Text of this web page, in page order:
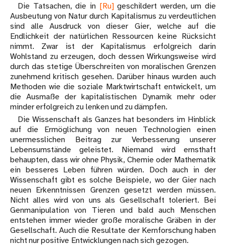
Die Tatsachen, die in [Ru]geschildert werden, um die
Ausbeutung von Natur durch Kapitalismus zu verdeutlichen
sind alle Ausdruck von dieser Gier, welche auf die
Endlichkeit der natürlichen Ressourcen keine Rücksicht
nimmt. Zwar ist der Kapitalismus erfolgreich darin
Wohlstand zu erzeugen, doch dessen Wirkungsweise wird
durch das stetige Überschreiten von moralischen Grenzen
zunehmend kritisch gesehen. Darüber hinaus wurden auch
Methoden wie die soziale Marktwirtschaft entwickelt, um
die Ausmaße der kapitalistischen Dynamik mehr oder
minder erfolgreich zu lenken und zu dämpfen.
Die Wissenschaft als Ganzes hat besonders im Hinblick
auf die Ermöglichung von neuen Technologien einen
unermesslichen Beitrag zur Verbesserung unserer
Lebensumstände geleistet. Niemand wird ernsthaft
behaupten, dass wir ohne Physik, Chemie oder Mathematik
ein besseres Leben führen würden. Doch auch in der
Wissenschaft gibt es solche Beispiele, wo der Gier nach
neuen Erkenntnissen Grenzen gesetzt werden müssen.
Nicht alles wird von uns als Gesellschaft toleriert. Bei
Genmanipulation von Tieren und bald auch Menschen
entstehen immer wieder große moralische Gräben in der
Gesellschaft. Auch die Resultate der Kernforschung haben
nicht nur positive Entwicklungen nach sich gezogen.